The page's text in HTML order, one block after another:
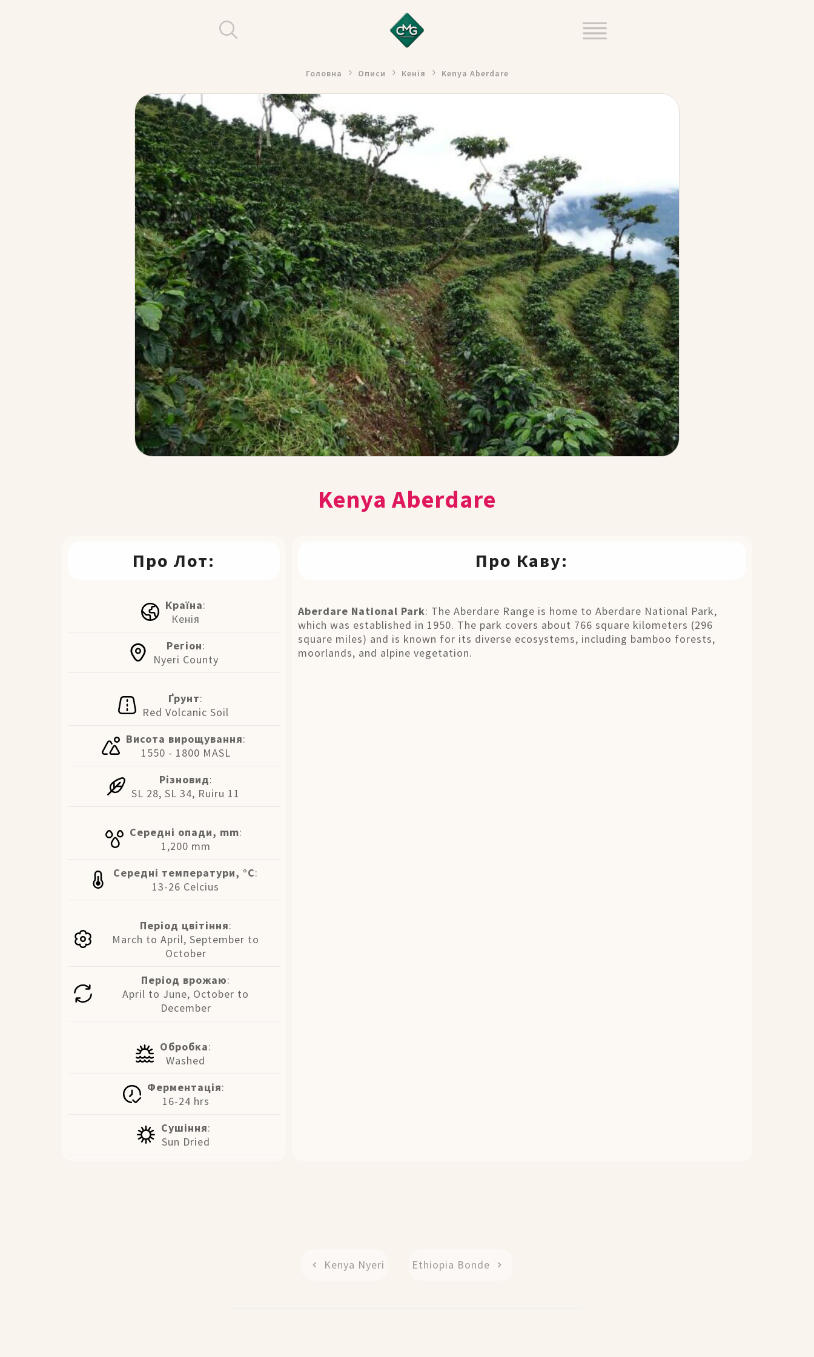
Головна Описи Кенія Kenya Aberdare
Kenya Aberdare
Про Лот:
Країна:
Кенія
Регіон:
Nyeri County
Ґрунт:
Red Volcanic Soil
Висота вирощування:
1550 - 1800 MASL
Різновид:
SL 28, SL 34, Ruiru 11
Середні опади, mm:
1,200 mm
Середні температури, °C:
13-26 Celcius
Період цвітіння:
March to April, September to
October
Період врожаю:
April to June, October to
December
Обробка:
Washed
Ферментація:
16-24 hrs
Сушіння:
Sun Dried
Про Каву:
Aberdare National Park: The Aberdare Range is home to Aberdare National Park,
which was established in 1950. The park covers about 766 square kilometers (296
square miles) and is known for its diverse ecosystems, including bamboo forests,
moorlands, and alpine vegetation.
Kenya Nyeri Ethiopia Bonde